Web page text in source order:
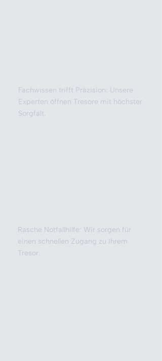
Fachwissen trifft Präzision: Unsere
Experten öffnen Tresore mit höchster
Sorgfalt.
Rasche Notfallhilfe: Wir sorgen für
einen schnellen Zugang zu Ihrem
Tresor.